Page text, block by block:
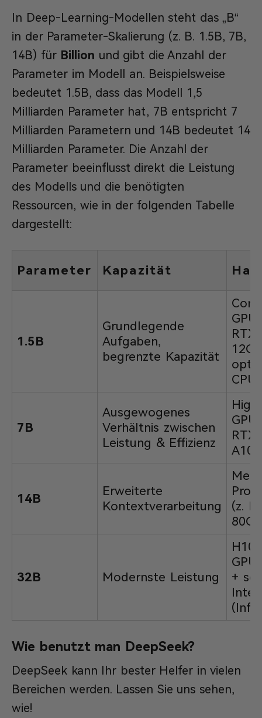
In Deep-Learning-Modellen steht das „B“
in der Parameter-Skalierung (z. B. 1.5B, 7B,
14B) für Billion und gibt die Anzahl der
Parameter im Modell an. Beispielsweise
bedeutet 1.5B, dass das Modell 1,5
Milliarden Parameter hat, 7B entspricht 7
Milliarden Parametern und 14B bedeutet 14
Milliarden Parameter. Die Anzahl der
Parameter beeinflusst direkt die Leistung
des Modells und die benötigten
Ressourcen, wie in der folgenden Tabelle
dargestellt:
Parameter Kapazität
1.5B
Grundlegende
Aufgaben,
begrenzte Kapazität
GPU
RTX
CPU
7B
Ausgewogenes
Verhältnis zwischen
Leistung & Effizienz
GPU
RTX
14B
Erweiterte
Kontextverarbeitung
(z.
32B Modernste Leistung
+
Wie benutzt man DeepSeek?
DeepSeek kann Ihr bester Helfer in vielen
Bereichen werden. Lassen Sie uns sehen,
wie!